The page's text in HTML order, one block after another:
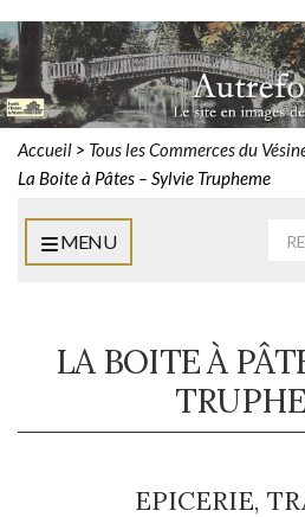
Accueil > Tous les Commerces du
La Boite à Pâtes – Sylvie Trupheme
MENU
LA BOITE À
EPICERIE,